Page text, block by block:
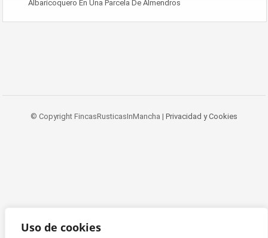
Uso de cookies
Albaricoquero En Una Parcela De Almendros
© Copyright FincasRusticasInMancha | Privacidad y Cookies